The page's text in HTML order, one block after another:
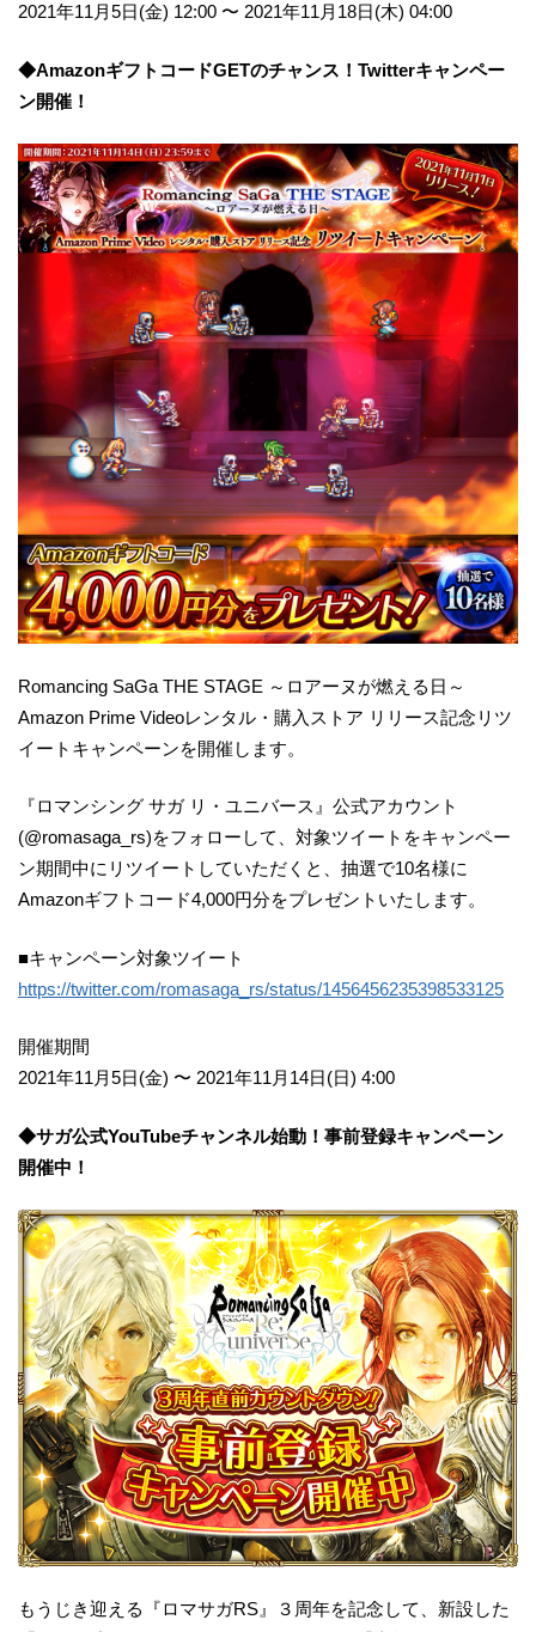
2021年11月5日(金) 12:00 〜 2021年11月18日(木) 04:00
◆AmazonギフトコードGETのチャンス！Twitterキャンペー
ン開催！
Romancing SaGa THE STAGE ～ロアーヌが燃える日～
Amazon Prime Videoレンタル・購入ストア リリース記念リツ
イートキャンペーンを開催します。
『ロマンシング サガ リ・ユニバース』公式アカウント
(@romasaga_rs)をフォローして、対象ツイートをキャンペー
ン期間中にリツイートしていただくと、抽選で10名様に
Amazonギフトコード4,000円分をプレゼントいたします。
■キャンペーン対象ツイート
https://twitter.com/romasaga_rs/status/1456456235398533125
開催期間
2021年11月5日(金) 〜 2021年11月14日(日) 4:00
◆サガ公式YouTubeチャンネル始動！事前登録キャンペーン
開催中！
もうじき迎える『ロマサガRS』３周年を記念して、新設した